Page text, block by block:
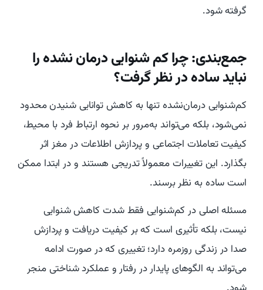
گرفته شود.
جمع‌بندی: چرا کم شنوایی درمان‌ نشده را
نباید ساده در نظر گرفت؟
کم‌شنوایی درمان‌نشده تنها به کاهش توانایی شنیدن محدود
نمی‌شود، بلکه می‌تواند به‌مرور بر نحوه ارتباط فرد با محیط،
کیفیت تعاملات اجتماعی و پردازش اطلاعات در مغز اثر
بگذارد. این تغییرات معمولاً تدریجی هستند و در ابتدا ممکن
است ساده به نظر برسند.
مسئله اصلی در کم‌شنوایی فقط شدت کاهش شنوایی
نیست، بلکه تأثیری است که بر کیفیت دریافت و پردازش
صدا در زندگی روزمره دارد؛ تغییری که در صورت ادامه
می‌تواند به الگوهای پایدار در رفتار و عملکرد شناختی منجر